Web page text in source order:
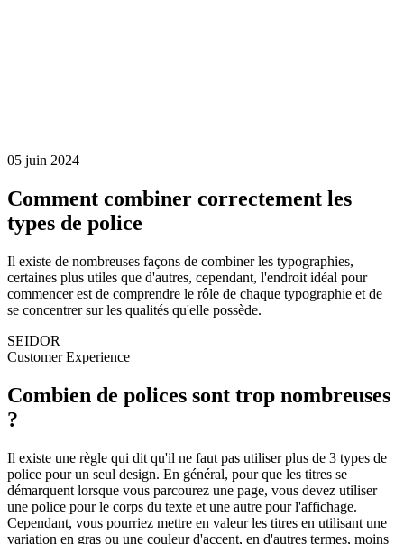
05 juin 2024
Comment combiner correctement les
types de police
Il existe de nombreuses façons de combiner les typographies,
certaines plus utiles que d'autres, cependant, l'endroit idéal pour
commencer est de comprendre le rôle de chaque typographie et de
se concentrer sur les qualités qu'elle possède.
SEIDOR
Customer Experience
Combien de polices sont trop nombreuses
?
Il existe une règle qui dit qu'il ne faut pas utiliser plus de 3 types de
police pour un seul design. En général, pour que les titres se
démarquent lorsque vous parcourez une page, vous devez utiliser
une police pour le corps du texte et une autre pour l'affichage.
Cependant, vous pourriez mettre en valeur les titres en utilisant une
variation en gras ou une couleur d'accent, en d'autres termes, moins